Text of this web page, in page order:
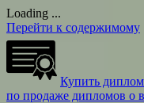
Loading ...
Перейти к содержимому
Купить
по продаже дипломов о